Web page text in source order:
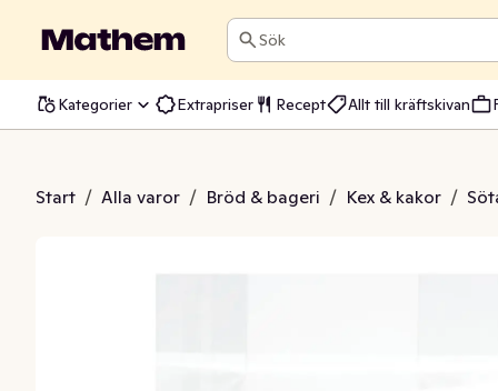
Sök
Kategorier Extrapriser Recept Allt till kräftskivan
Start / Alla varor / Bröd & bageri / Kex & kakor /
med Russin